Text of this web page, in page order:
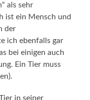
als sehr
ist ein Mensch und
der
ich ebenfalls gar
bei einigen auch
Ein Tier muss
in seiner